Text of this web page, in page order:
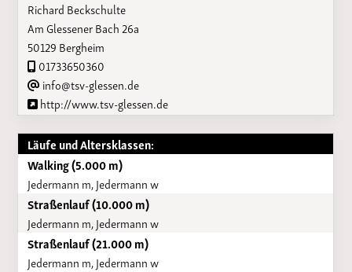
Richard Beckschulte
Am Glessener Bach 26a
50129 Bergheim
01733650360
info@tsv-glessen.de
http://www.tsv-glessen.de
Läufe und Altersklassen:
Walking (5.000 m)
Jedermann m, Jedermann w
Straßenlauf (10.000 m)
Jedermann m, Jedermann w
Straßenlauf (21.000 m)
Jedermann m, Jedermann w